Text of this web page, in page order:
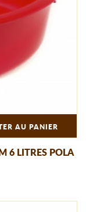
AU PANIER
6 LITRES POLA